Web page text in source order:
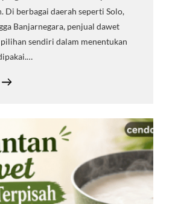
Di berbagai daerah seperti Solo,
Banjarnegara, penjual dawet
sendiri dalam menentukan